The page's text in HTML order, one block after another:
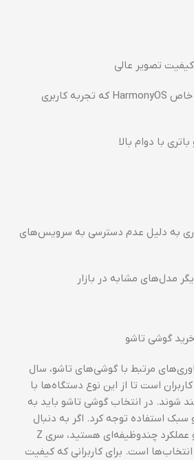
تصویر عالی
– قابلیت‌های نرم‌افزاری خاص HarmonyOS که تجربه کاربری
با دوام بالا
به دلیل عدم دسترسی به سرویس‌های
مدل‌های مشابه در بازار
گوشی تاشو
مرتبط با گوشی‌های تاشو، سال
کاربران است تا از این نوع دستگاه‌ها با
شوند. در انتخاب گوشی تاشو باید به
استفاده توجه کرد. اگر به دنبال
بهترین تجربه نرم‌افزاری و عملکرد چندوظیفه‌ای هستید، سری Z
است. برای کاربرانی که کیفیت